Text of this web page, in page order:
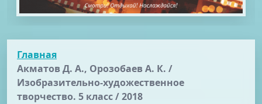
Главная
Акматов Д. А., Орозобаев А. К. /
Изобразительно-художественное
творчество. 5 класс / 2018